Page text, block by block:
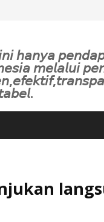
𝘩𝘢𝘯𝘺𝘢
𝘮𝘦𝘭𝘢𝘭𝘶𝘪